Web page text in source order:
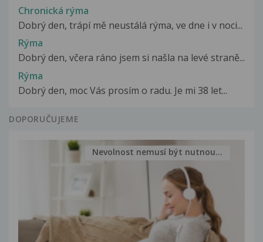
Chronická rýma
Dobrý den, trápí mě neustálá rýma, ve dne i v noci...
Rýma
Dobrý den, včera ráno jsem si našla na levé straně...
Rýma
Dobrý den, moc Vás prosím o radu. Je mi 38 let...
DOPORUČUJEME
Nevolnost nemusí být nutnou...